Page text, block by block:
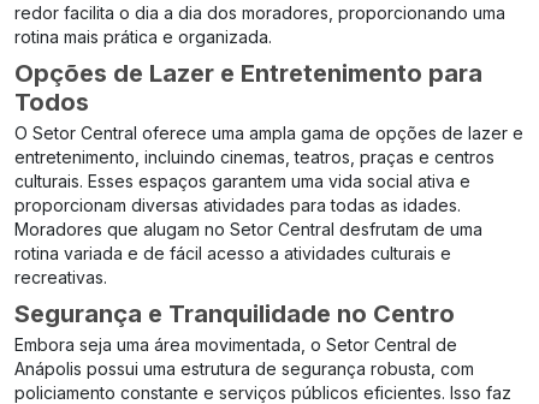
redor facilita o dia a dia dos moradores, proporcionando uma
rotina mais prática e organizada.
Opções de Lazer e Entretenimento para
Todos
O Setor Central oferece uma ampla gama de opções de lazer e
entretenimento, incluindo cinemas, teatros, praças e centros
culturais. Esses espaços garantem uma vida social ativa e
proporcionam diversas atividades para todas as idades.
Moradores que alugam no Setor Central desfrutam de uma
rotina variada e de fácil acesso a atividades culturais e
recreativas.
Segurança e Tranquilidade no Centro
Embora seja uma área movimentada, o Setor Central de
Anápolis possui uma estrutura de segurança robusta, com
policiamento constante e serviços públicos eficientes. Isso faz